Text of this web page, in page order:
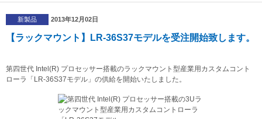
新製品 2013年12月02日
【ラックマウント】LR-36S37モデルを受注開始致します。
第四世代 Intel(R) プロセッサー搭載のラックマウント型産業用カスタムコント
ローラ「LR-36S37モデル」の供給を開始いたしました。